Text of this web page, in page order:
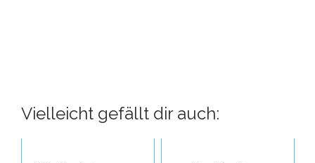
Vielleicht gefällt dir auch: